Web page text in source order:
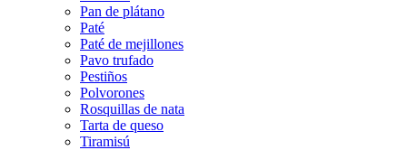
Pan de plátano
Paté
Paté de mejillones
Pavo trufado
Pestiños
Polvorones
Rosquillas de nata
Tarta de queso
Tiramisú